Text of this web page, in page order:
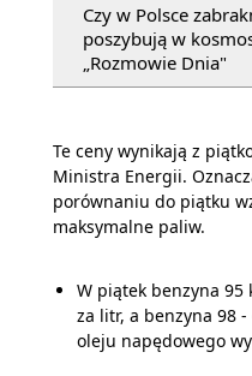
Czy w Polsce
poszybują w
„Rozmowie Dnia"
Te ceny wynikają z
Ministra Energii.
porównaniu do piątku
maksymalne paliw.
W piątek benzyna 95
za litr, a benzyna 98 -
oleju napędowego